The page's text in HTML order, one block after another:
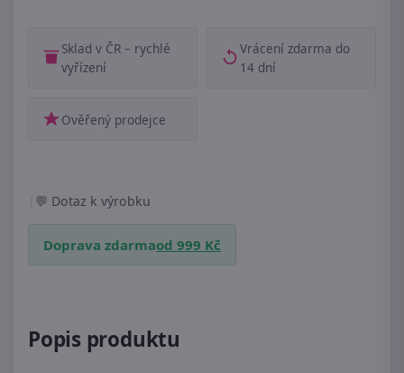
Sklad v ČR – rychlé
vyřízení
Vrácení zdarma do
14 dní
Ověřený prodejce
Dotaz k výrobku
Doprava zdarmaod 999 Kč
Popis produktu